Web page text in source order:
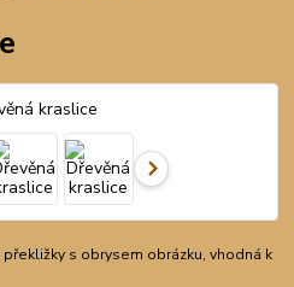
s obrysem obrázku, vhodná k